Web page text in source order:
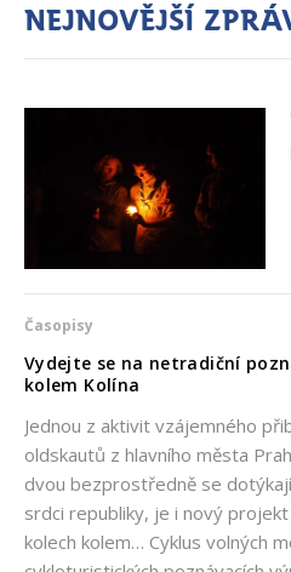
Nejnovější
Časopisy
Vydejte se na netradiční
kolem Kolína
Jednou z aktivit vzájemného
oldskautů z hlavního města
dvou bezprostředně se
srdci republiky, je i nový
kolech kolem… Cyklus volných